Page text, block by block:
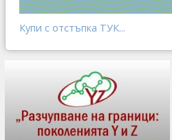
Купи с отстъпка ТУК...